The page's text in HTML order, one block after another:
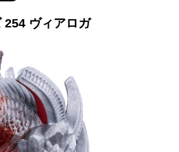
254 ヴィアロガ